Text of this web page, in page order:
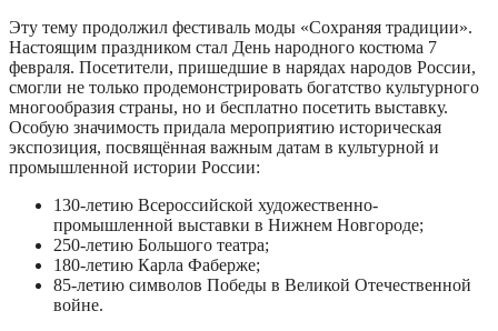
Эту тему продолжил фестиваль моды «Сохраняя традиции».
Настоящим праздником стал День народного костюма 7
февраля. Посетители, пришедшие в нарядах народов России,
смогли не только продемонстрировать богатство культурного
многообразия страны, но и бесплатно посетить выставку.
Особую значимость придала мероприятию историческая
экспозиция, посвящённая важным датам в культурной и
промышленной истории России:
130-летию Всероссийской художественно-
промышленной выставки в Нижнем Новгороде;
250-летию Большого театра;
180-летию Карла Фаберже;
85-летию символов Победы в Великой Отечественной
войне.